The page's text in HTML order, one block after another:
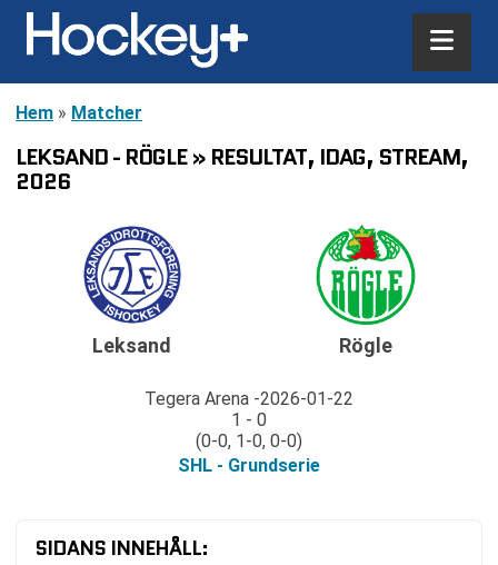
Hem » Matcher
LEKSAND - RÖGLE » RESULTAT, IDAG, STREAM,
2026
Leksand
Tegera Arena 2026-01-22
1 - 0
(0-0, 1-0, 0-0)
SHL - Grundserie
Rögle
SIDANS INNEHÅLL: